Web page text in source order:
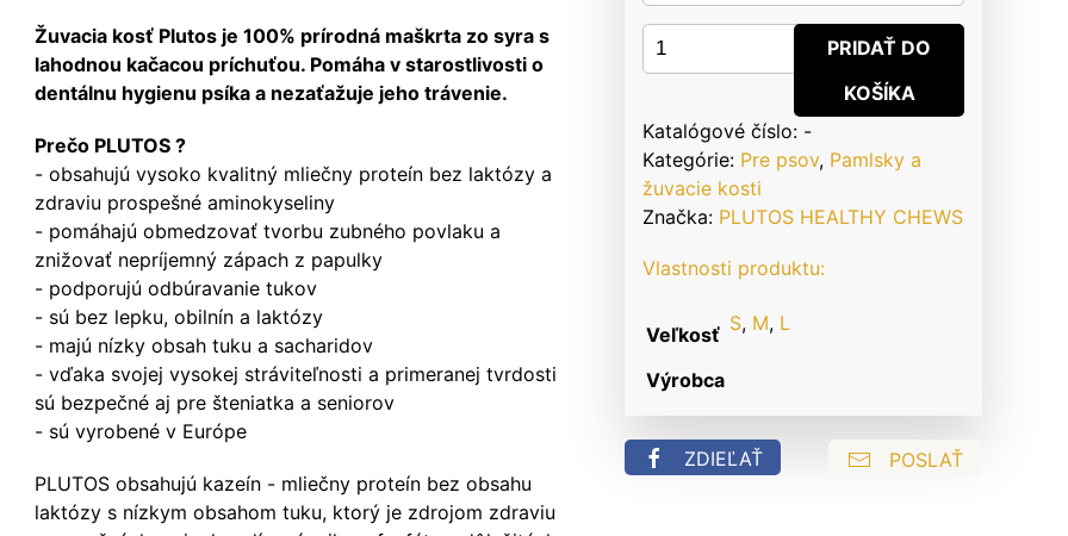
množstvo
PLUTOS
kosť
Kačka
PRIDAŤ DO
KOŠÍKA
Katalógové číslo: -
Kategórie: Pre psov, Pamlsky a
žuvacie kosti
Značka: PLUTOS HEALTHY CHEWS
Vlastnosti produktu:
Veľkosť S, M, L
Výrobca
ZDIEĽAŤ POSLAŤ
Žuvacia kosť Plutos je 100% prírodná maškrta zo syra s
lahodnou kačacou príchuťou. Pomáha v starostlivosti o
dentálnu hygienu psíka a nezaťažuje jeho trávenie.
Prečo PLUTOS ?
- obsahujú vysoko kvalitný mliečny proteín bez laktózy a
zdraviu prospešné aminokyseliny
- pomáhajú obmedzovať tvorbu zubného povlaku a
znižovať nepríjemný zápach z papulky
- podporujú odbúravanie tukov
- sú bez lepku, obilnín a laktózy
- majú nízky obsah tuku a sacharidov
- vďaka svojej vysokej stráviteľnosti a primeranej tvrdosti
sú bezpečné aj pre šteniatka a seniorov
- sú vyrobené v Európe
PLUTOS obsahujú kazeín - mliečny proteín bez obsahu
laktózy s nízkym obsahom tuku, ktorý je zdrojom zdraviu